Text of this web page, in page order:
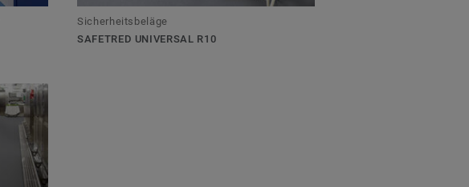
Sicherheitsbeläge
SAFETRED UNIVERSAL R10